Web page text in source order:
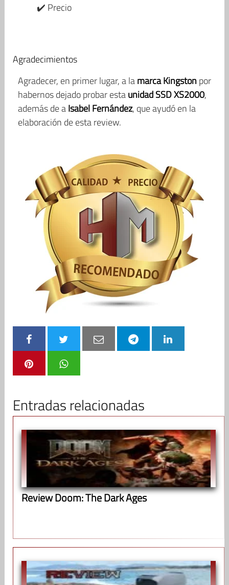
✔️ Precio
Agradecimientos
Agradecer, en primer lugar, a lamarca Kingstonpor
habernos dejado probar estaunidad SSD XS2000,
además de aIsabel Fernández, que ayudó en la
elaboración de esta review.
Entradas relacionadas
Review Doom: The Dark Ages